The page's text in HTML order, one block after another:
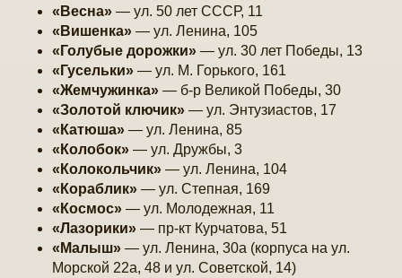
«Весна» — ул. 50 лет СССР, 11
«Вишенка» — ул. Ленина, 105
«Голубые дорожки» — ул. 30 лет Победы, 13
«Гусельки» — ул. М. Горького, 161
«Жемчужинка» — б-р Великой Победы, 30
«Золотой ключик» — ул. Энтузиастов, 17
«Катюша» — ул. Ленина, 85
«Колобок» — ул. Дружбы, 3
«Колокольчик» — ул. Ленина, 104
«Кораблик» — ул. Степная, 169
«Космос» — ул. Молодежная, 11
«Лазорики» — пр-кт Курчатова, 51
«Малыш» — ул. Ленина, 30а (корпуса на ул.
Морской 22а, 48 и ул. Советской, 14)